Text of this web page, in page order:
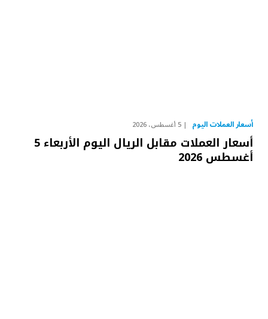
أسعار العملات اليوم 5 أغسطس، 2026
أسعار العملات مقابل الريال اليوم الأربعاء 5
أغسطس 2026